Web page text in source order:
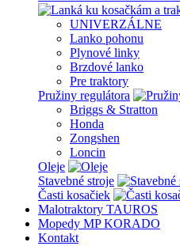
UNIVERZÁLNE
Lanko pohonu
Plynové linky
Brzdové lanko
Pre traktory
Pružiny regulátora
Briggs & Stratton
Honda
Zongshen
Loncin
Oleje
Stavebné stroje
Časti kosačiek
Malotraktory TAUROS
Mopedy MP KORADO
Kontakt